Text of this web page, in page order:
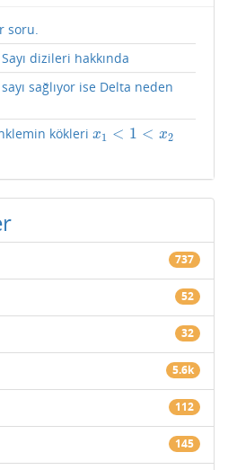
soru.
dizileri hakkında
sağlıyor ise Delta neden
kökleri x1 < 1 < x2
x1 1< x2
737
52
32
5.6k
112
145